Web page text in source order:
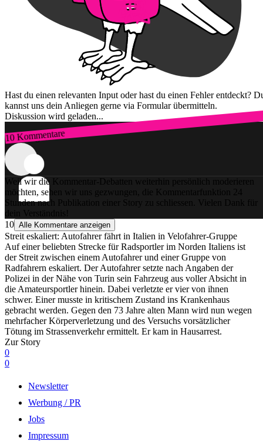
Hast du einen relevanten Input oder hast du einen Fehler entdeckt?
kannst uns dein Anliegen gerne via Formular übermitteln.
Diskussion wird geladen...
10 Kommentare
Zum Login
Weil wir die Kommentar-Debatten weiterhin persönlich moderieren
möchten, sehen wir uns gezwungen, die Kommentarfunktion 24
Stunden nach Publikation einer Story zu schliessen. Vielen Dank für
dein Verständnis!
10 Alle Kommentare anzeigen
Streit eskaliert: Autofahrer fährt in Italien in Velofahrer-Gruppe
Auf einer beliebten Strecke für Radsportler im Norden Italiens ist
der Streit zwischen einem Autofahrer und einer Gruppe von
Radfahrern eskaliert. Der Autofahrer setzte nach Angaben der
Polizei in der Nähe von Turin sein Fahrzeug aus voller Absicht in
die Amateursportler hinein. Dabei verletzte er vier von ihnen
schwer. Einer musste in kritischem Zustand ins Krankenhaus
gebracht werden. Gegen den 73 Jahre alten Mann wird nun wegen
mehrfacher Körperverletzung und des Versuchs vorsätzlicher
Tötung im Strassenverkehr ermittelt. Er kam in Hausarrest.
Zur Story
0
0
Newsletter
Werbung / PR
Jobs
Impressum